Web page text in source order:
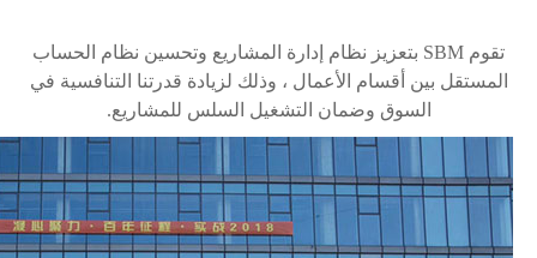
تقوم SBM بتعزيز نظام إدارة المشاريع وتحسين نظام الحساب
المستقل بين أقسام الأعمال ، وذلك لزيادة قدرتنا التنافسية في
السوق وضمان التشغيل السلس للمشاريع.